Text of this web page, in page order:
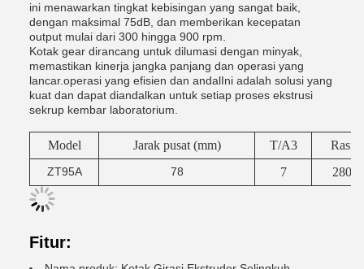
ini menawarkan tingkat kebisingan yang sangat baik,
dengan maksimal 75dB, dan memberikan kecepatan
output mulai dari 300 hingga 900 rpm.
Kotak gear dirancang untuk dilumasi dengan minyak,
memastikan kinerja jangka panjang dan operasi yang
lancar.operasi yang efisien dan andalIni adalah solusi yang
kuat dan dapat diandalkan untuk setiap proses ekstrusi
sekrup kembar laboratorium.
Model Jarak pusat (mm) T/A3 Rasio
ZT95A 78 7
Fitur: